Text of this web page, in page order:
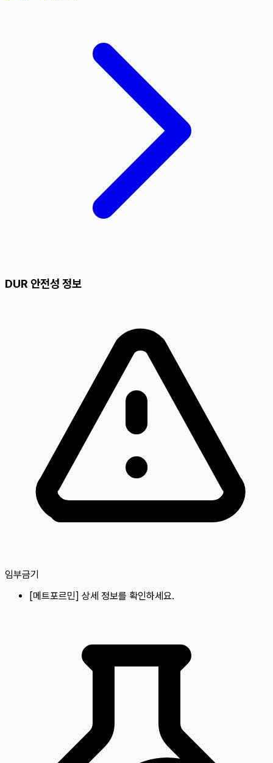
DUR 안전성 정보
임부금기
[메트포르민] 상세 정보를 확인하세요.